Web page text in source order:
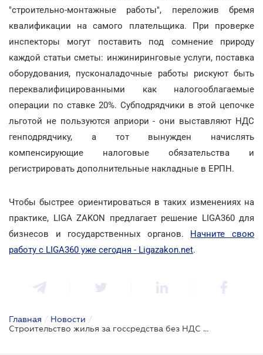
"строительно-монтажные работы", переложив бремя
квалификации на самого плательщика. При проверке
инспекторы могут поставить под сомнение природу
каждой статьи сметы: инжиниринговые услуги, поставка
оборудования, пусконаладочные работы рискуют быть
переквалифицированными как налогооблагаемые
операции по ставке 20%. Субподрядчики в этой цепочке
льготой не пользуются априори - они выставляют НДС
генподрядчику, а тот вынужден начислять
компенсирующие налоговые обязательства и
регистрировать дополнительные накладные в ЕРПН.
Чтобы быстрее ориентироваться в таких изменениях на
практике, LIGA ZAKON предлагает решение LIGA360 для
бизнесов и государственных органов. Начните свою
работу с LIGA360 уже сегодня - Ligazakon.net.
Главная / Новости /
Строительство жилья за госсредства без НДС – три условия, которые необходимо выполнить одновременно